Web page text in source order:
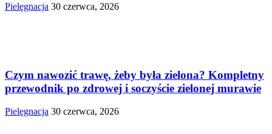
Pielęgnacja 30 czerwca, 2026
Czym nawozić trawę, żeby była zielona? Kompletny
przewodnik po zdrowej i soczyście zielonej murawie
Pielęgnacja 30 czerwca, 2026